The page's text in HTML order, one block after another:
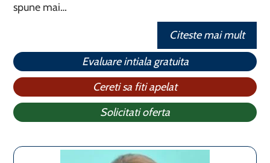
spune mai…
Citeste mai mult
Evaluare intiala gratuita
Cereti sa fiti apelat
Solicitati oferta